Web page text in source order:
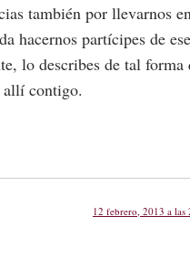
también por llevarnos
hacernos partícipes de ese
lo describes de tal forma
contigo.
12 febrero, 2013 a las